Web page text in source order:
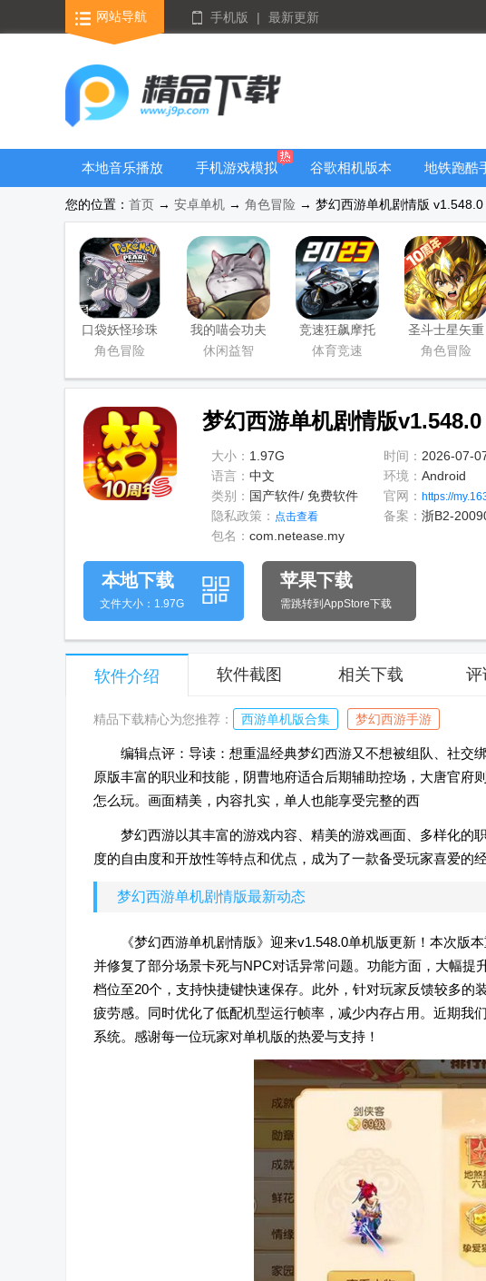
网站导航 手机版 | 最新更新
本地音乐播放
手机游戏模拟
器安卓版合集
谷歌相机版本
地铁跑酷
您的位置： 首页 → 安卓单机 → 角色冒险 → 梦幻西游单机剧情版 v1.548.0
口袋妖怪珍珠
安卓直装版
角色冒险
我的喵会功夫
手游正版
休闲益智
竞速狂飙摩托
游戏官方正版
体育竞速
圣斗士星矢重
生百度版
角色冒险
梦幻西游单机剧情版
大小： 1.97G 时间： 2026-07-
语言： 中文 环境： Android
类别： 国产软件/ 免费软件 官网： https://
隐私政策： 点击查看 备案： 浙B2-
包名： com.netease.my
本地下载
文件大小：1.97G
苹果下载
需跳转到AppStore下载
软件介绍 软件截图 相关下载 评
精品下载精心为您推荐： 西游单机版合集 梦幻西游手游
编辑点评：导读：想重温经典梦幻西游又不想被组队、社交
原版丰富的职业和技能，阴曹地府适合后期辅助控场，大唐官府
怎么玩。画面精美，内容扎实，单人也能享受完整的西
梦幻西游以其丰富的游戏内容、精美的游戏画面、多样化的
度的自由度和开放性等特点和优点，成为了一款备受玩家喜爱的
梦幻西游单机剧情版最新动态
《梦幻西游单机剧情版》迎来v1.548.0单机版更新！本次版
并修复了部分场景卡死与NPC对话异常问题。功能方面，大幅
档位至20个，支持快捷键快速保存。此外，针对玩家反馈较多的
疲劳感。同时优化了低配机型运行帧率，减少内存占用。近期我
系统。感谢每一位玩家对单机版的热爱与支持！